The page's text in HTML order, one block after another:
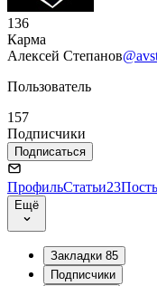
136
Карма
Алексей Степанов
Пользователь
157
Подписчики
Подписаться
ПрофильСтатьи23
Ещё
Закладки 85
Подписчики